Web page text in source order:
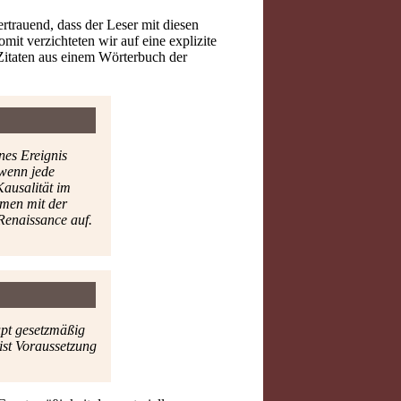
dass der Leser mit diesen
verzichteten wir auf eine explizite
aus einem Wörterbuch der
Ereignis
jede
im
mit der
auf.
gesetzmäßig
Voraussetzung